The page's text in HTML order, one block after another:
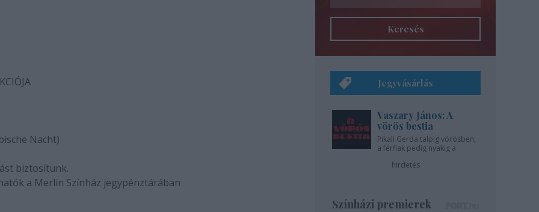
Nacht)
biztosítunk.
a Merlin Színház jegypénztárában
Keresés
Jegyvásárlás
Vaszary János: A
vörös bestia
Pikali Gerda talpig vörösben,
a férfiak pedig nyakig a
hirdetés
Színházi premierek